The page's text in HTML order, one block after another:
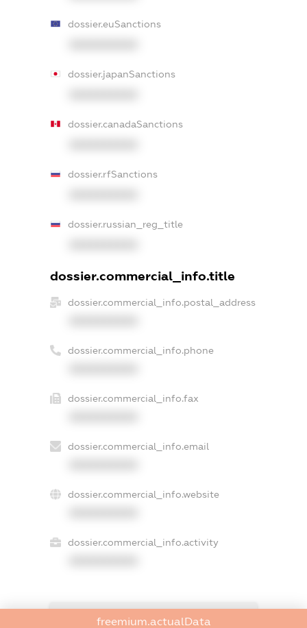
dossier.euSanctions
dossier.japanSanctions
dossier.canadaSanctions
dossier.rfSanctions
dossier.russian_reg_title
dossier.commercial_info.title
dossier.commercial_info.postal_address
dossier.commercial_info.phone
dossier.commercial_info.fax
dossier.commercial_info.email
dossier.commercial_info.website
dossier.commercial_info.activity
freemium.exampleText_1
freemium.actualData